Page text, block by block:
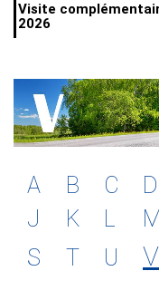
Visite
2026
A B C D
J
K L M
S
T U V